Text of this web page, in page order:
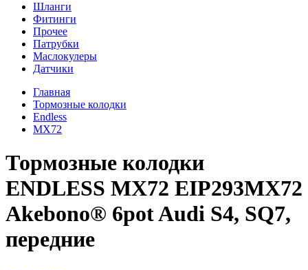
Шланги
Фитинги
Прочее
Патрубки
Маслокулеры
Датчики
Главная
Тормозные колодки
Endless
MX72
Тормозные колодки
ENDLESS MX72 EIP293MX72
Akebono® 6pot Audi S4, SQ7,
передние